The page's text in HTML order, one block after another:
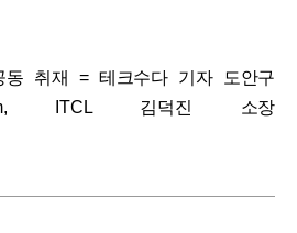
동 취재 = 테크수다 기자 도안구
ITCL 김덕진 소장